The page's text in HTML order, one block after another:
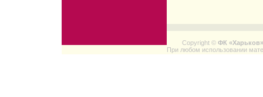
Copyright © ФК «Харьков»
При любом использовании